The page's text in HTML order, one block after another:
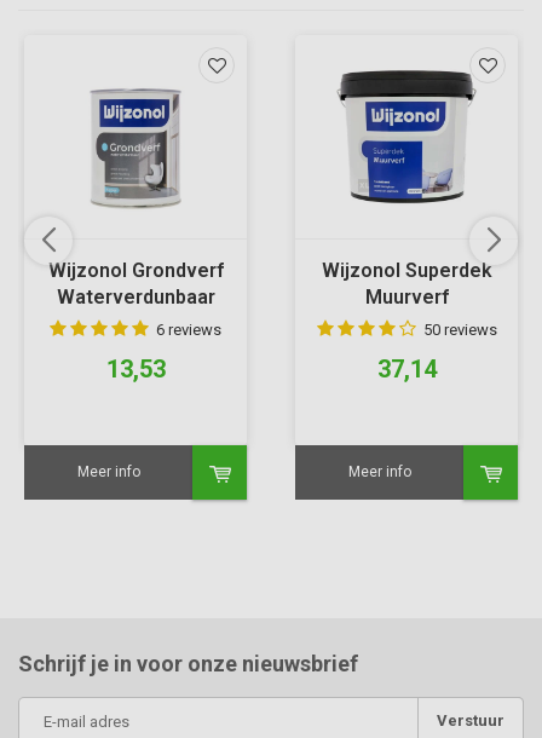
Wijzonol Grondverf
Waterverdunbaar
6 reviews
13,53
Meer info
Wijzonol Superdek
Muurverf
50 reviews
37,14
Meer info
Schrijf je in voor onze nieuwsbrief
Verstuur